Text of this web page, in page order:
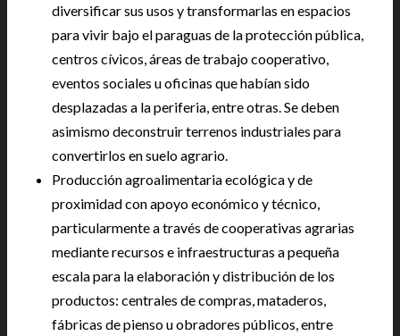
diversificar sus usos y transformarlas en espacios
para vivir bajo el paraguas de la protección pública,
centros cívicos, áreas de trabajo cooperativo,
eventos sociales u oficinas que habían sido
desplazadas a la periferia, entre otras. Se deben
asimismo deconstruir terrenos industriales para
convertirlos en suelo agrario.
Producción agroalimentaria ecológica y de
proximidad con apoyo económico y técnico,
particularmente a través de cooperativas agrarias
mediante recursos e infraestructuras a pequeña
escala para la elaboración y distribución de los
productos: centrales de compras, mataderos,
fábricas de pienso u obradores públicos, entre